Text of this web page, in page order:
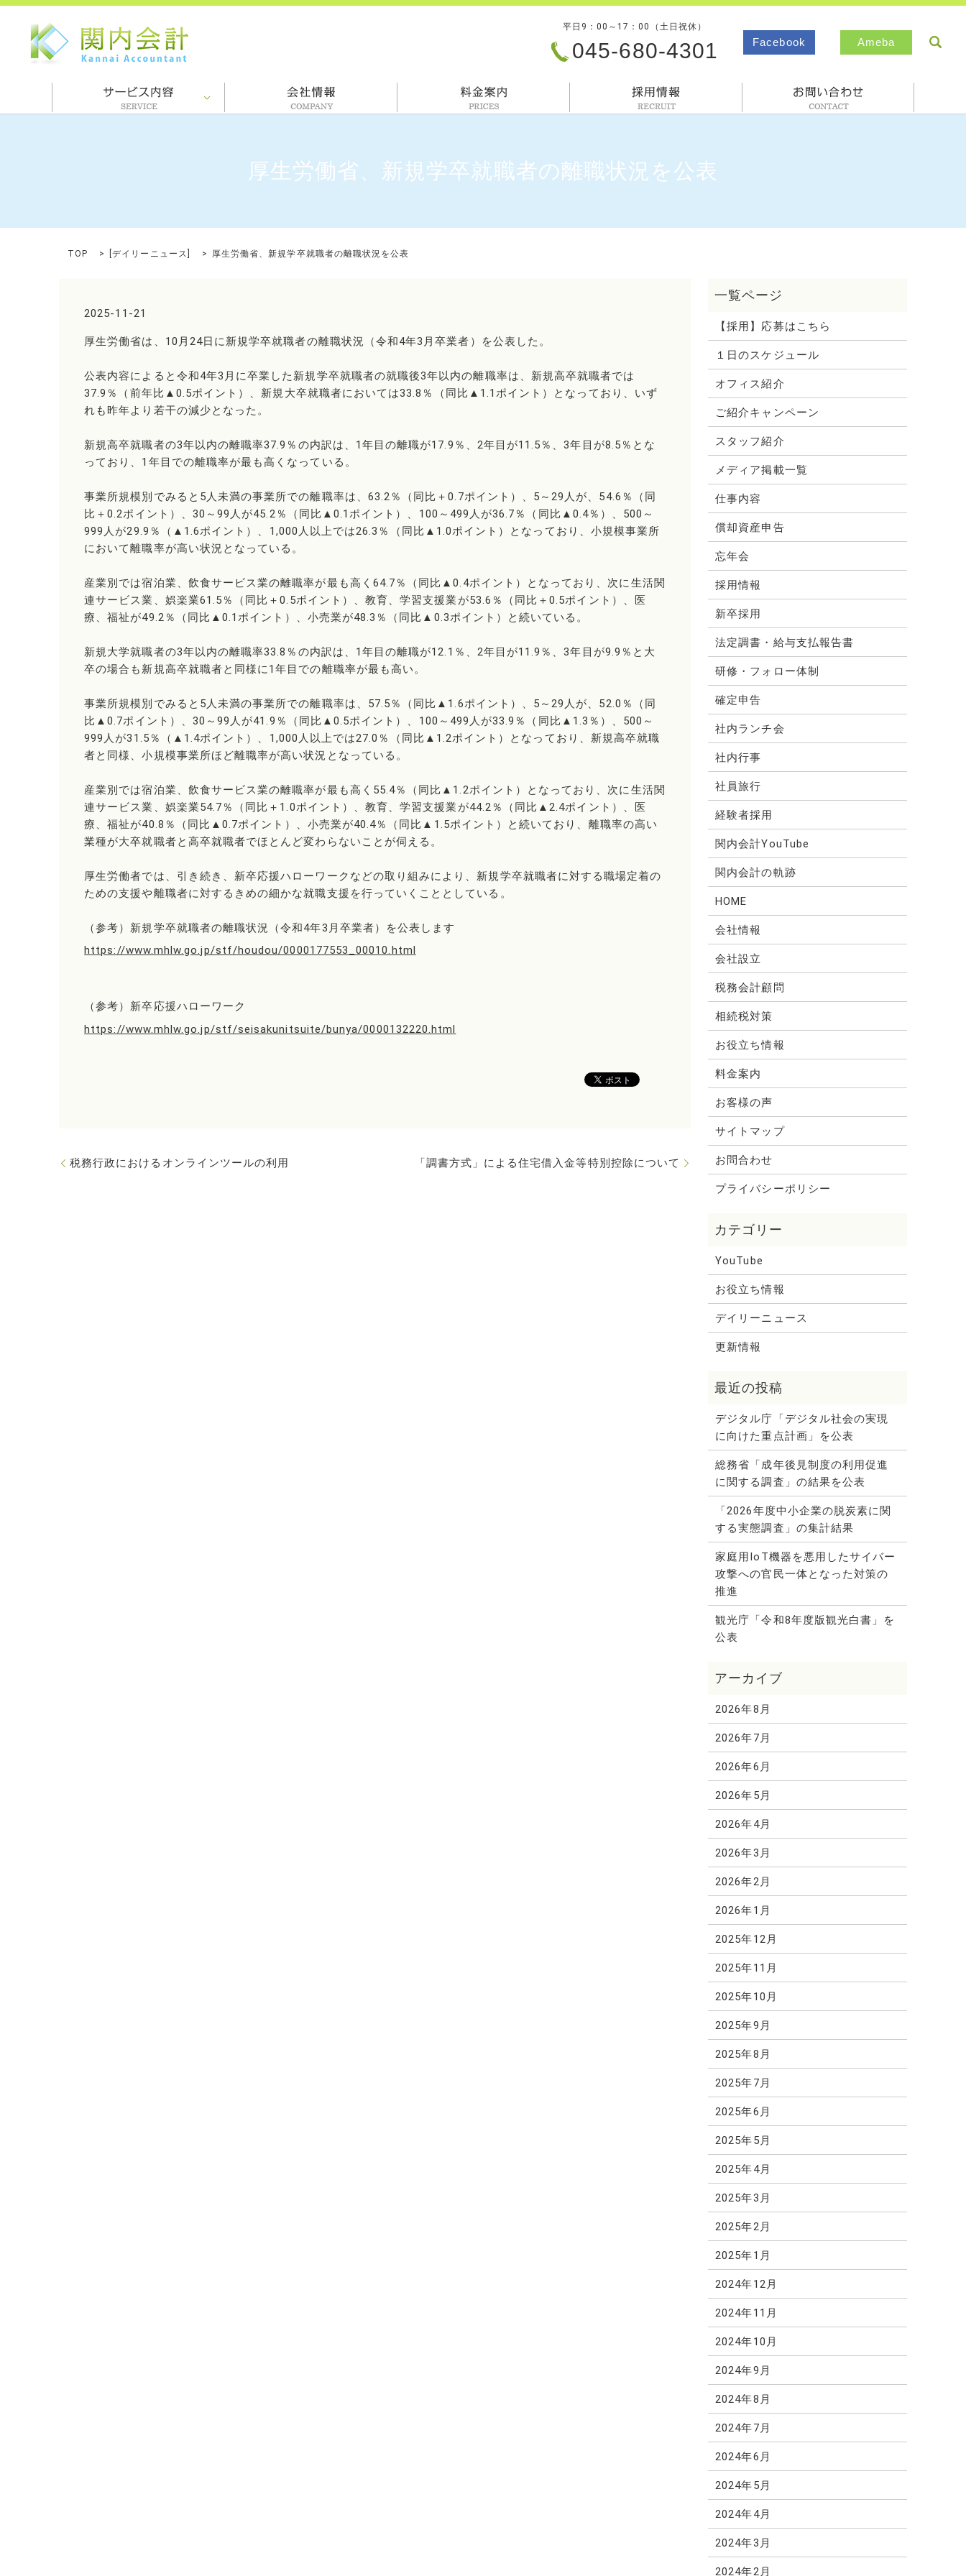
平日9：00～17：00（土日祝休）
045-680-4301 Facebook Ameba
厚生労働省、新規学卒就職者の離職状況を公表
TOP [デイリーニュース 厚生労働省、新規学卒就職者の離職状況を公表
2025-11-21
厚生労働省は、10月24日に新規学卒就職者の離職状況（令和4年3月卒業者）を公表した。
公表内容によると令和4年3月に卒業した新規学卒就職者の就職後3年以内の離職率は、新規高卒就職者では
37.9％（前年比▲0.5ポイント）、新規大卒就職者においては33.8％（同比▲1.1ポイント）となっており、いず
れも昨年より若干の減少となった。
新規高卒就職者の3年以内の離職率37.9％の内訳は、1年目の離職が17.9％、2年目が11.5％、3年目が8.5％とな
っており、1年目での離職率が最も高くなっている。
事業所規模別でみると5人未満の事業所での離職率は、63.2％（同比＋0.7ポイント）、5～29人が、54.6％（同
比＋0.2ポイント）、30～99人が45.2％（同比▲0.1ポイント）、100～499人が36.7％（同比▲0.4％）、500～
999人が29.9％（▲1.6ポイント）、1,000人以上では26.3％（同比▲1.0ポイント）となっており、小規模事業所
において離職率が高い状況となっている。
産業別では宿泊業、飲食サービス業の離職率が最も高く64.7％（同比▲0.4ポイント）となっており、次に生活関
連サービス業、娯楽業61.5％（同比＋0.5ポイント）、教育、学習支援業が53.6％（同比＋0.5ポイント）、医
療、福祉が49.2％（同比▲0.1ポイント）、小売業が48.3％（同比▲0.3ポイント）と続いている。
新規大学就職者の3年以内の離職率33.8％の内訳は、1年目の離職が12.1％、2年目が11.9％、3年目が9.9％と大
卒の場合も新規高卒就職者と同様に1年目での離職率が最も高い。
事業所規模別でみると5人未満の事業所での離職率は、57.5％（同比▲1.6ポイント）、5～29人が、52.0％（同
比▲0.7ポイント）、30～99人が41.9％（同比▲0.5ポイント）、100～499人が33.9％（同比▲1.3％）、500～
999人が31.5％（▲1.4ポイント）、1,000人以上では27.0％（同比▲1.2ポイント）となっており、新規高卒就職
者と同様、小規模事業所ほど離職率が高い状況となっている。
産業別では宿泊業、飲食サービス業の離職率が最も高く55.4％（同比▲1.2ポイント）となっており、次に生活関
連サービス業、娯楽業54.7％（同比＋1.0ポイント）、教育、学習支援業が44.2％（同比▲2.4ポイント）、医
療、福祉が40.8％（同比▲0.7ポイント）、小売業が40.4％（同比▲1.5ポイント）と続いており、離職率の高い
業種が大卒就職者と高卒就職者でほとんど変わらないことが伺える。
厚生労働者では、引き続き、新卒応援ハローワークなどの取り組みにより、新規学卒就職者に対する職場定着の
ための支援や離職者に対するきめの細かな就職支援を行っていくこととしている。
（参考）新規学卒就職者の離職状況（令和4年3月卒業者）を公表します
https://www.mhlw.go.jp/stf/houdou/0000177553_00010.html
（参考）新卒応援ハローワーク
https://www.mhlw.go.jp/stf/seisakunitsuite/bunya/0000132220.html
税務行政におけるオンラインツールの利用 「調書方式」による住宅借入金等特別控除について
【採用】応募はこちら
１日のスケジュール
オフィス紹介
ご紹介キャンペーン
スタッフ紹介
メディア掲載一覧
仕事内容
償却資産申告
忘年会
採用情報
新卒採用
法定調書・給与支払報告書
研修・フォロー体制
確定申告
社内ランチ会
社内行事
社員旅行
経験者採用
関内会計YouTube
関内会計の軌跡
HOME
会社情報
会社設立
税務会計顧問
相続税対策
お役立ち情報
料金案内
お客様の声
サイトマップ
お問合わせ
プライバシーポリシー
YouTube
お役立ち情報
デイリーニュース
更新情報
デジタル庁「デジタル社会の実現
に向けた重点計画」を公表
総務省「成年後見制度の利用促進
に関する調査」の結果を公表
「2026年度中小企業の脱炭素に関
する実態調査」の集計結果
家庭用IoT機器を悪用したサイバー
攻撃への官民一体となった対策の
推進
観光庁「令和8年度版観光白書」を
公表
2026年8月
2026年7月
2026年6月
2026年5月
2026年4月
2026年3月
2026年2月
2026年1月
2025年12月
2025年11月
2025年10月
2025年9月
2025年8月
2025年7月
2025年6月
2025年5月
2025年4月
2025年3月
2025年2月
2025年1月
2024年12月
2024年11月
2024年10月
2024年9月
2024年8月
2024年7月
2024年6月
2024年5月
2024年4月
2024年3月
2024年2月